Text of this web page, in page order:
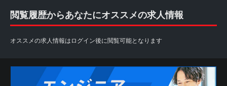
閲覧履歴からあなたにオススメの求人情報
オススメの求人情報はログイン後に閲覧可能となります